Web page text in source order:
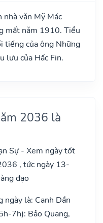
nhà vǎn Mỹ Mác
mất nǎm 1910. Tiểu
tiếng của ông Những
lưu của Hấc Fin.
2036 là
Sự - Xem ngày tốt
, tức ngày 13-
đạo
ngày là: Canh Dần
7h): Bảo Quang,